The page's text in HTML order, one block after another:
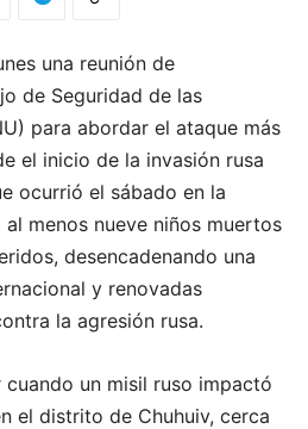
una reunión de
de Seguridad de las
para abordar el ataque más
el inicio de la invasión rusa
ocurrió el sábado en la
menos nueve niños muertos
desencadenando una
y renovadas
la agresión rusa.
un misil ruso impactó
el distrito de Chuhuiv, cerca